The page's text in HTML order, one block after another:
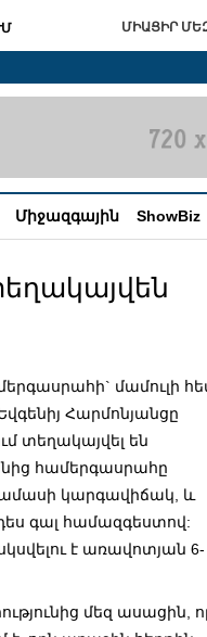
ՄԻԱՑԻՐ
Միջազգային ShowBiz
մամուլի
Հարմոնյանցը
տեղակայվել են
համերգասրահը
կարգավիճակ, և
գալ համազգեստով:
է առավոտյան 6-
մեզ ասացին,